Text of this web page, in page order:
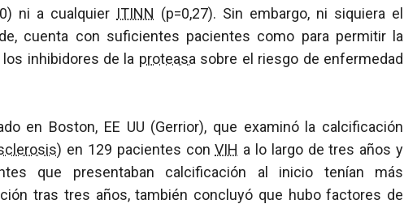
ni a cualquier ITINN (p=0,27). Sin embargo, ni siquiera el
cuenta con suficientes pacientes como para permitir la
inhibidores de la proteasa sobre el riesgo de enfermedad
en Boston, EE UU (Gerrior), que examinó la calcificación
) en 129 pacientes conVIH a lo largo de tres años y
que presentaban calcificación al inicio tenían más
tras tres años, también concluyó que hubo factores de